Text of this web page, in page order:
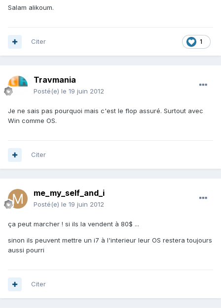
Salam alikoum.
1
Citer
Travmania
Posté(e) le 19 juin 2012
Je ne sais pas pourquoi mais c'est le flop assuré. Surtout avec
Win comme OS.
Citer
me_my_self_and_i
Posté(e) le 19 juin 2012
ça peut marcher ! si ils la vendent à 80$ ...
sinon ils peuvent mettre un i7 à l'interieur leur OS restera toujours
aussi pourri
Citer